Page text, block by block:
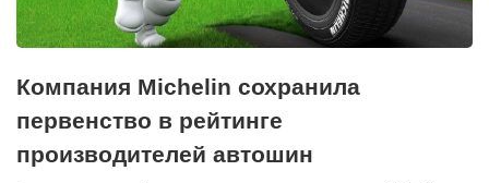
Компания Michelin сохранила
первенство в рейтинге
производителей автошин